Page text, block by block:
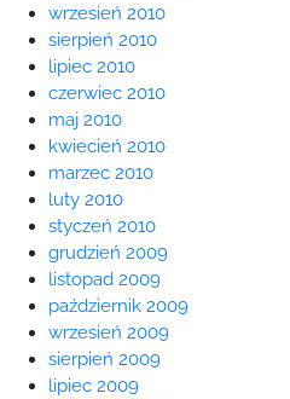
wrzesień 2010
sierpień 2010
lipiec 2010
czerwiec 2010
maj 2010
kwiecień 2010
marzec 2010
luty 2010
styczeń 2010
grudzień 2009
listopad 2009
październik 2009
wrzesień 2009
sierpień 2009
lipiec 2009